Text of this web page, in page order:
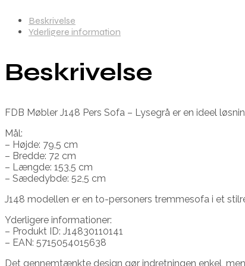
Beskrivelse
Yderligere information
Beskrivelse
FDB Møbler J148 Pers Sofa – Lysegrå er en ideel
Mål:
– Højde: 79,5 cm
– Bredde: 72 cm
– Længde: 153,5 cm
– Sædedybde: 52,5 cm
J148 modellen er en to-personers tremmesofa i et
Yderligere informationer:
– Produkt ID: J14830110141
– EAN: 5715054015638
Det gennemtænkte design gør indretningen enkel,